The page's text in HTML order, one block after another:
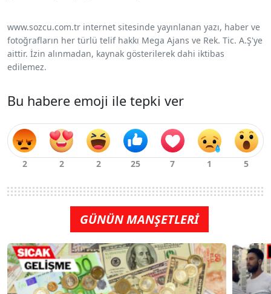
www.sozcu.com.tr internet sitesinde yayınlanan yazı, haber ve
fotoğrafların her türlü telif hakkı Mega Ajans ve Rek. Tic. A.Ş'ye
aittir. İzin alınmadan, kaynak gösterilerek dahi iktibas
edilemez.
Bu habere emoji ile tepki ver
GÜNÜN MANŞETLERİ